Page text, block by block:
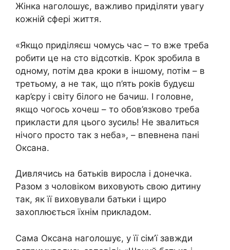
Жінка наголошує, важливо приділяти увагу
кожній сфері життя.
«Якщо приділяєш чомусь час – то вже треба
робити це на сто відсотків. Крок зробила в
одному, потім два кроки в іншому, потім – в
третьому, а не так, що п’ять років будуєш
кар’єру і світу білого не бачиш. І головне,
якщо чогось хочеш – то обов’язково треба
прикласти для цього зусиль! Не звалиться
нічого просто так з неба», – впевнена пані
Оксана.
Дивлячись на батьків виросла і донечка.
Разом з чоловіком виховують свою дитину
так, як її виховували батьки і щиро
захоплюється їхнім прикладом.
Сама Оксана наголошує, у її сім’ї завжди